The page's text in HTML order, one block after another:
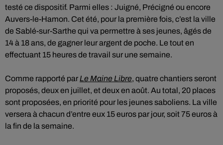
testé ce dispositif. Parmi elles : Juigné, Précigné ou encore
Auvers-le-Hamon. Cet été, pour la première fois, c’est la ville
de Sablé-sur-Sarthe qui va permettre à ses jeunes, âgés de
14 à 18 ans, de gagner leur argent de poche. Le tout en
effectuant 15 heures de travail sur une semaine.
Comme rapporté par Le Maine Libre, quatre chantiers seront
proposés, deux en juillet, et deux en août. Au total, 20 places
sont proposées, en priorité pour les jeunes saboliens. La ville
versera à chacun d’entre eux 15 euros par jour, soit 75 euros à
la fin de la semaine.